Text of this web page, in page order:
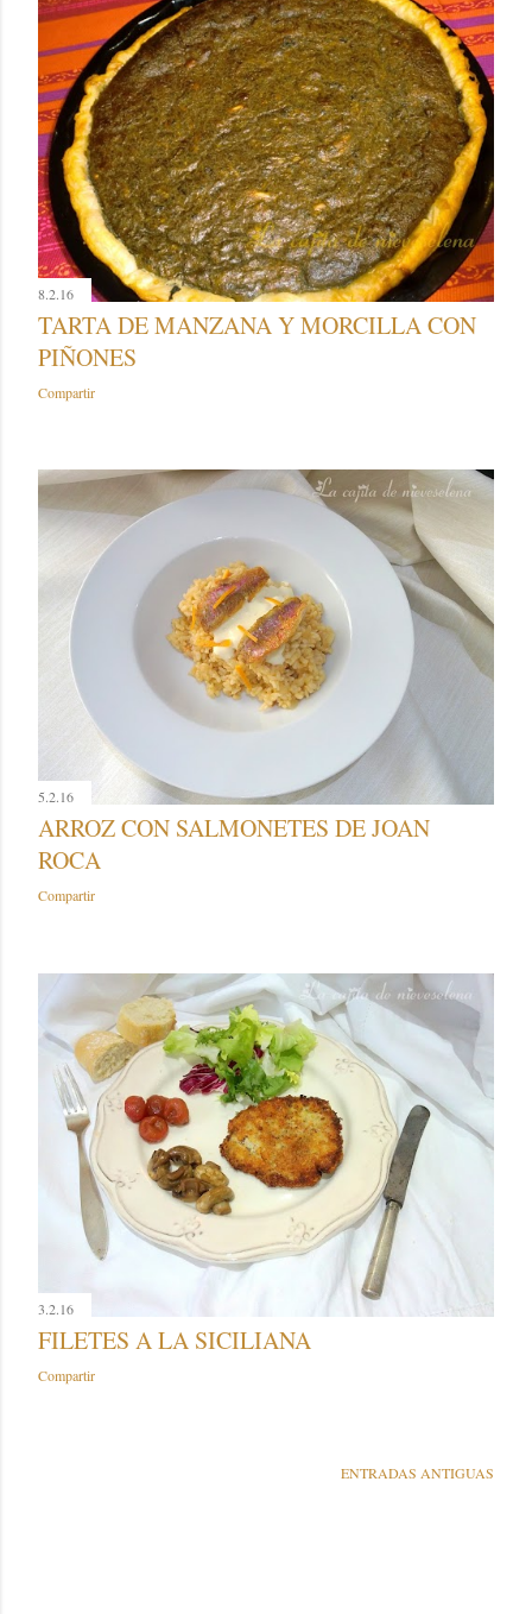
8.2.16
TARTA DE MANZANA Y MORCILLA CON
PIÑONES
Compartir
5.2.16
ARROZ CON SALMONETES DE JOAN
ROCA
Compartir
3.2.16
FILETES A LA SICILIANA
Compartir
ENTRADAS ANTIGUAS